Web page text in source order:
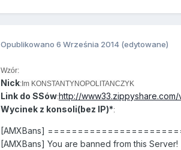
Opublikowano 6 Września 2014 (edytowane)
Wzór:
Nick:Im KONSTANTYNOPOLITANCZYK
Link do SSów:http://www33.zippyshare.com/
Wycinek z konsoli(bez IP)*:
[AMXBans]
[AMXBans] You are banned from this Server!